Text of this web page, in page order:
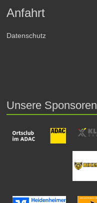
Anfahrt
Datenschutz
Unsere Sponsoren